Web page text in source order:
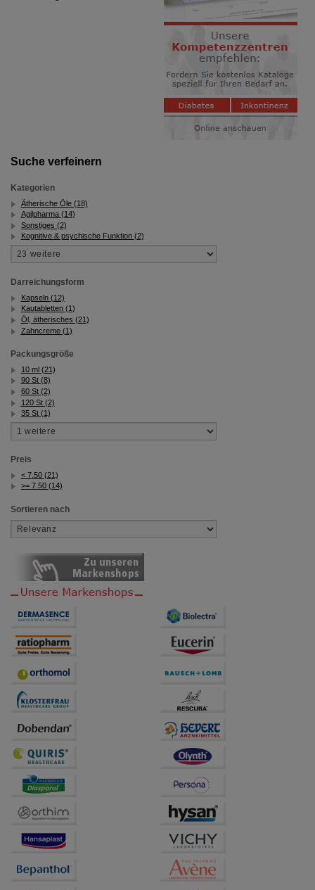
Suche verfeinern
Kategorien
Ätherische Öle (18)
Agilpharma (14)
Sonstiges (2)
Kognitive & psychische Funktion (2)
Darreichungsform
Kapseln (12)
Kautabletten (1)
Öl, ätherisches (21)
Zahncreme (1)
Packungsgröße
10 ml (21)
90 St (8)
60 St (2)
120 St (2)
35 St (1)
Preis
< 7.50 (21)
>= 7.50 (14)
Sortieren nach